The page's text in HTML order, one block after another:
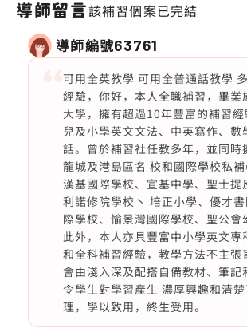
導師留言該補習個案已完結
導師編號63761
可用全英教學 可用全普通話教學
經驗，你好，本人全職補習，畢業
大學，擁有超過10年豐富的補習
兒及小學英文文法、中英寫作、數
話。曾於補習社任教多年，並同時
龍城及港島區名 校和國際學校私
漢基國際學校、宣基中學、聖士提
利諾修院學校丶 培正小學、優才
際學校、愉景灣國際學校、聖公會
此外，本人亦具豐富中小學英文專
和全科補習經驗，教學方法不主張
會由淺入深及配搭自備教材、筆記
令學生對學習產生 濃厚興趣和清
理，學以致用，終生受用。